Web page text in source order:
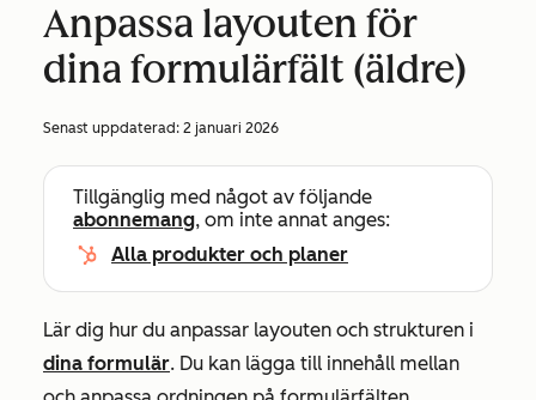
Anpassa layouten för
dina formulärfält (äldre)
Senast uppdaterad: 2 januari 2026
Tillgänglig med något av följande
abonnemang, om inte annat anges:
Alla produkter och planer
Lär dig hur du anpassar layouten och strukturen i
dina formulär. Du kan lägga till innehåll mellan